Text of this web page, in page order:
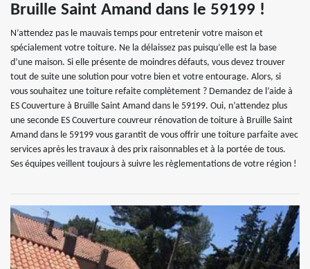
Bruille Saint Amand dans le 59199 !
N’attendez pas le mauvais temps pour entretenir votre maison et
spécialement votre toiture. Ne la délaissez pas puisqu’elle est la base
d’une maison. Si elle présente de moindres défauts, vous devez trouver
tout de suite une solution pour votre bien et votre entourage. Alors, si
vous souhaitez une toiture refaite complètement ? Demandez de l’aide à
ES Couverture à Bruille Saint Amand dans le 59199. Oui, n’attendez plus
une seconde ES Couverture couvreur rénovation de toiture à Bruille Saint
Amand dans le 59199 vous garantit de vous offrir une toiture parfaite avec
services après les travaux à des prix raisonnables et à la portée de tous.
Ses équipes veillent toujours à suivre les règlementations de votre région !